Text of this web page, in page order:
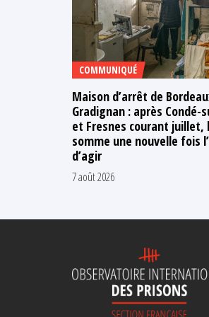
COMMUNIQUÉ
Maison d’arrêt de
Gradignan : après Condé-
et Fresnes courant juillet,
somme une nouvelle fois
d’agir
7 août 2026